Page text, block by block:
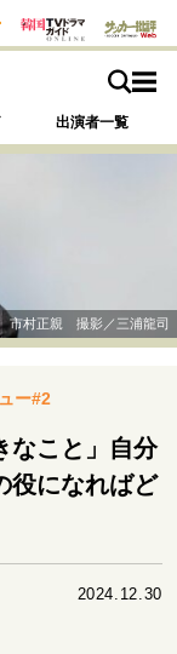
出演者一覧
挫折からの再起
代の挫折と原点
市村正親 撮影／三浦龍司
ー#2
なこと」自分
役になればど
2024.12.30